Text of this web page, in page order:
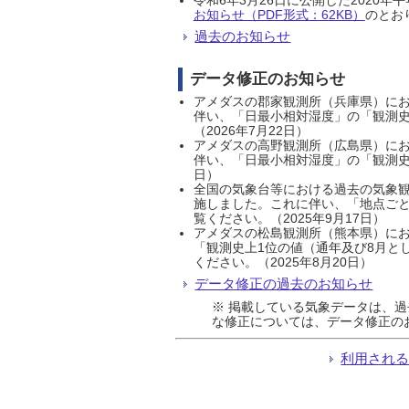
お知らせ（PDF形式：62KB） のとお
過去のお知らせ
データ修正のお知らせ
アメダスの郡家観測所（兵庫県）に
伴い、「日最小相対湿度」の「観測
（2026年7月22日）
アメダスの高野観測所（広島県）に
伴い、「日最小相対湿度」の「観測
日）
全国の気象台等における過去の気象
施しました。これに伴い、「地点ご
覧ください。（2025年9月17日）
アメダスの松島観測所（熊本県）に
「観測史上1位の値（通年及び8月
ください。（2025年8月20日）
データ修正の過去のお知らせ
※ 掲載している気象データは、
な修正については、データ修正
利用され